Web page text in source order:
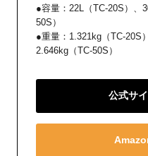
●容量：22L（TC-20S）、
50S）
●重量：1.321kg（TC-20S
2.646kg（TC-50S）
公式サ